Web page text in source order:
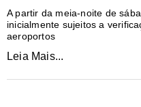
A partir da meia-noite de
inicialmente sujeitos a
aeroportos
Leia Mais...